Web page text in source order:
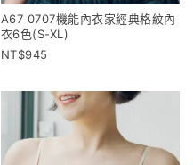
A67 0707機能內衣家經典格紋內
衣6色(S-XL)
945